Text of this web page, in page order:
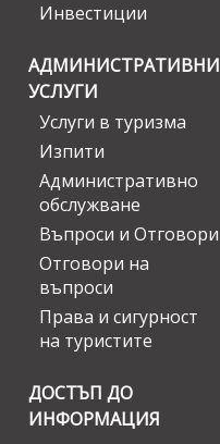
Инвестиции
АДМИНИСТРАТИВНИ
УСЛУГИ
Услуги в туризма
Изпити
Административно
обслужване
Въпроси и Отговори
Отговори на
въпроси
Права и сигурност
на туристите
ДОСТЪП ДО
ИНФОРМАЦИЯ